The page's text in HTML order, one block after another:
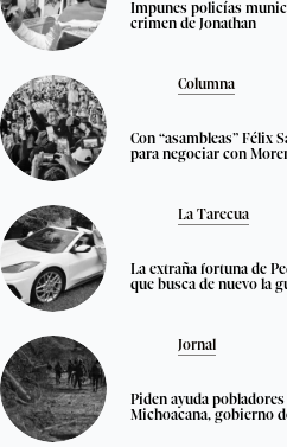
Impunes policías
crimen de Jonathan
Columna
Con “asambleas” Félix
para negociar con
La Tarecua
La extraña fortuna de
que busca de nuevo la
Jornal
Piden ayuda
Michoacana, gobierno